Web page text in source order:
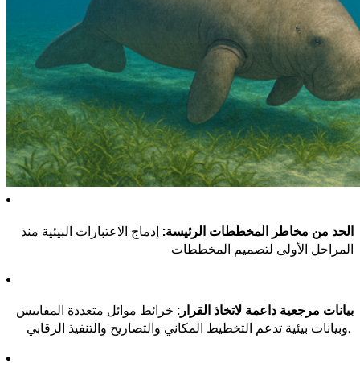
الحد من مخاطر المخططات الرئيسة: إدماج الاعتبارات البيئية منذ
المراحل الأولى لتصميم المخططات
بيانات مرجعية داعمة لاتخاذ القرار : خرائط موائل متعددة المقاييس
وبيانات بيئية تدعم التخطيط المكاني والتصاريح والتنفيذ الرقابي .